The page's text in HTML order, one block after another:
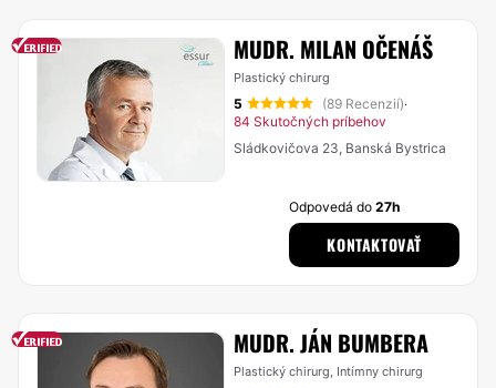
MUDR. MILAN OČENÁŠ
Plastický chirurg
5 (89 Recenzií)·
84 Skutočných príbehov
Sládkovičova 23, Banská Bystrica
Odpovedá do27h
KONTAKTOVAŤ
MUDR. JÁN BUMBERA
Plastický chirurg, Intímny chirurg